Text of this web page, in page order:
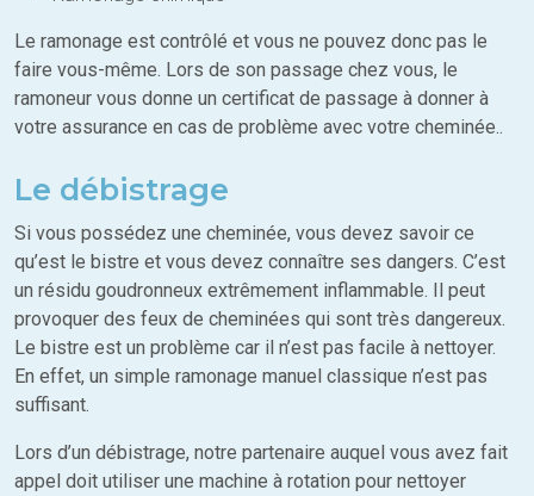
Le ramonage est contrôlé et vous ne pouvez donc pas le
faire vous-même. Lors de son passage chez vous, le
ramoneur vous donne un certificat de passage à donner à
votre assurance en cas de problème avec votre cheminée..
Le débistrage
Si vous possédez une cheminée, vous devez savoir ce
qu’est le bistre et vous devez connaître ses dangers. C’est
un résidu goudronneux extrêmement inflammable. Il peut
provoquer des feux de cheminées qui sont très dangereux.
Le bistre est un problème car il n’est pas facile à nettoyer.
En effet, un simple ramonage manuel classique n’est pas
suffisant.
Lors d’un débistrage, notre partenaire auquel vous avez fait
appel doit utiliser une machine à rotation pour nettoyer